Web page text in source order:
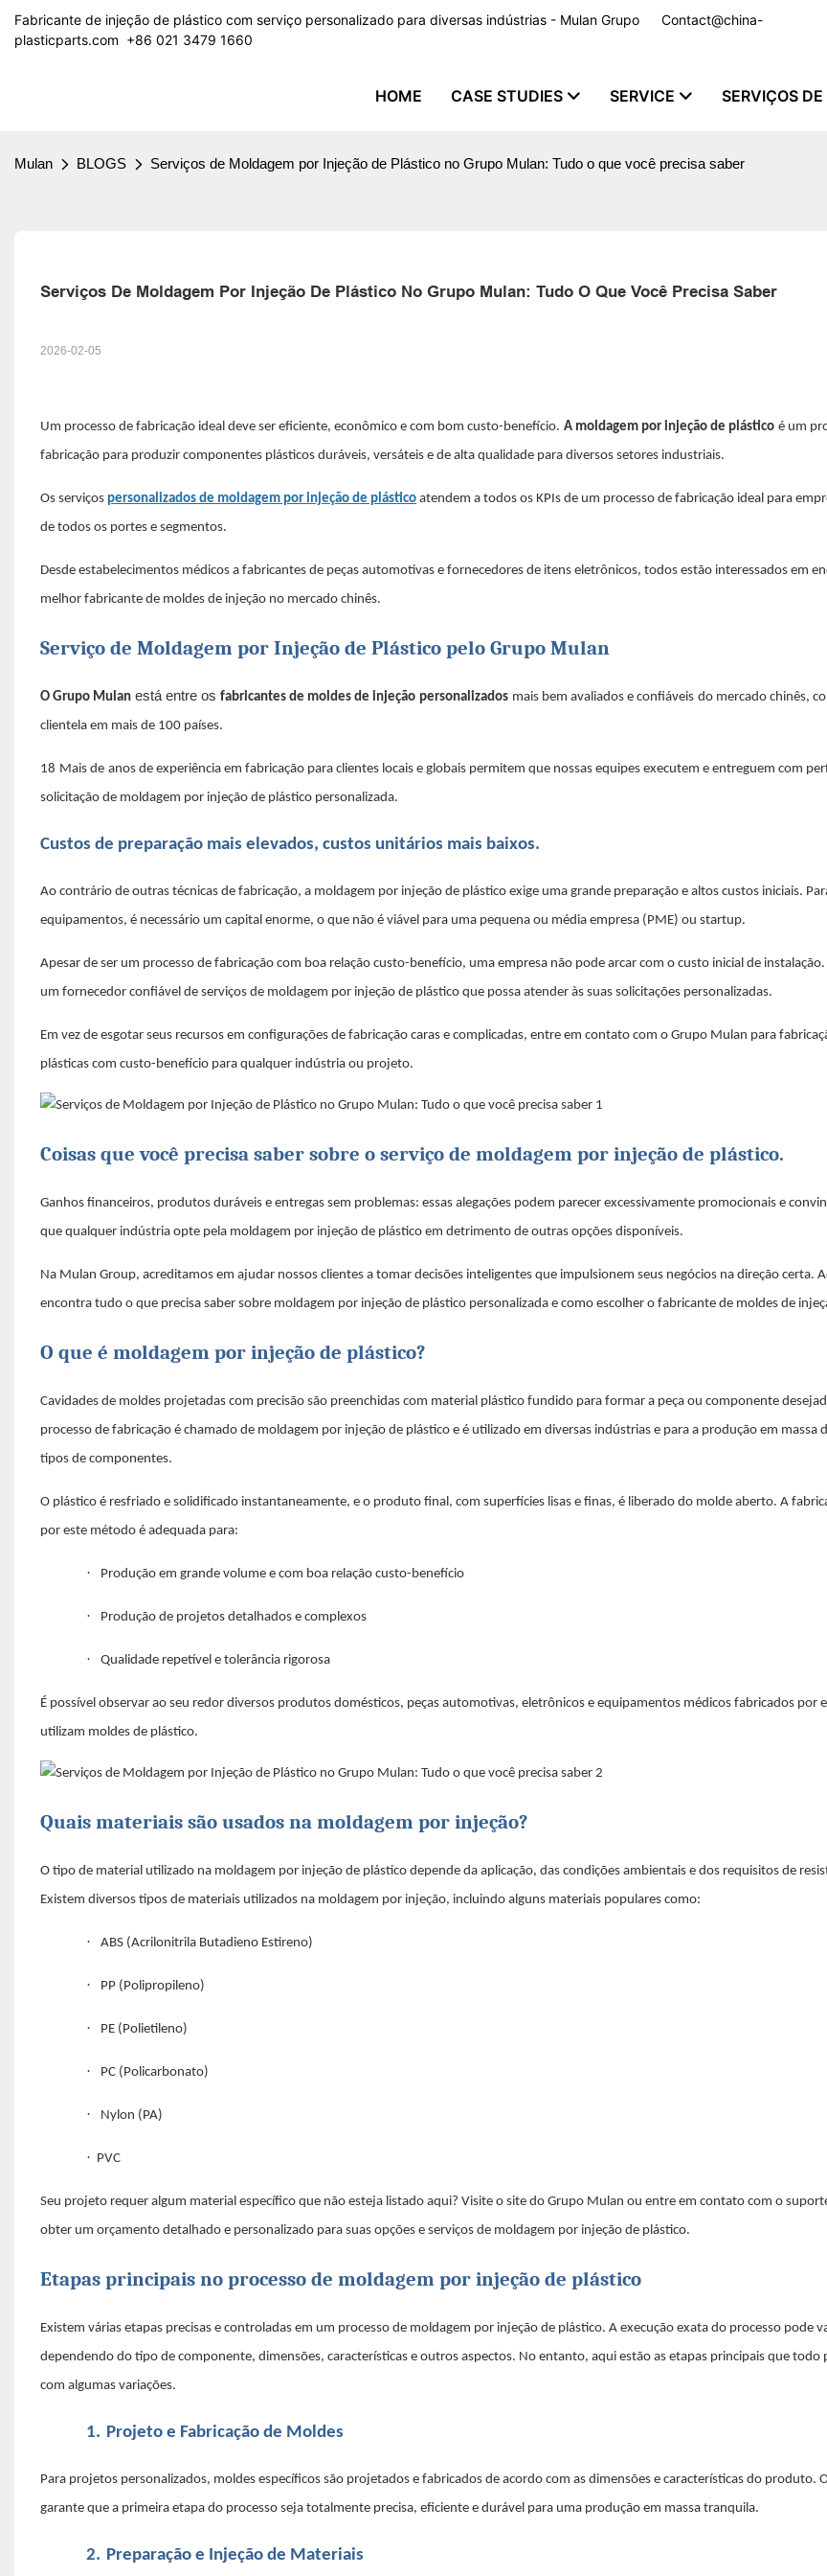
Fabricante de injeção de plástico com serviço personalizado para diversas indústrias - Mulan Grupo
Contact@china-
plasticparts.com ​​​​​​​ +86 021 3479 1660
HOME CASE STUDIES SERVICE SERVIÇOS
Mulan BLOGS Serviços de Moldagem por Injeção de Plástico no Grupo Mulan: Tudo o que você precisa saber
Serviços De Moldagem Por Injeção De Plástico No Grupo Mulan: Tudo O Que Você Precisa Saber
2026-02-05
Um processo de fabricação ideal deve ser eficiente, econômico e com bom custo-benefício. A moldagem por injeção de plástico é um
fabricação para produzir componentes plásticos duráveis, versáteis e de alta qualidade para diversos setores industriais.
Os serviços personalizados de moldagem por injeção de plásticoatendem a todos os KPIs de um processo de fabricação ideal para
de todos os portes e segmentos.
Desde estabelecimentos médicos a fabricantes de peças automotivas e fornecedores de itens eletrônicos, todos estão interessados ​​em
melhor fabricante de moldes de injeção no mercado chinês.
Serviço de Moldagem por Injeção de Plástico pelo Grupo Mulan
O Grupo Mulanestá entre os fabricantes de moldes de injeção personalizados mais bem avaliados e confiáveis ​​do mercado chinês,
clientela em mais de 100 países.
18 Mais de anos de experiência em fabricação para clientes locais e globais permitem que nossas equipes executem e entreguem com
solicitação de moldagem por injeção de plástico personalizada.
Custos de preparação mais elevados, custos unitários mais baixos.
Ao contrário de outras técnicas de fabricação, a moldagem por injeção de plástico exige uma grande preparação e altos custos iniciais.
equipamentos, é necessário um capital enorme, o que não é viável para uma pequena ou média empresa (PME) ou startup.
Apesar de ser um processo de fabricação com boa relação custo-benefício, uma empresa não pode arcar com o custo inicial de instalação.
um fornecedor confiável de serviços de moldagem por injeção de plástico que possa atender às suas solicitações personalizadas.
Em vez de esgotar seus recursos em configurações de fabricação caras e complicadas, entre em contato com o Grupo Mulan para
plásticas com custo-benefício para qualquer indústria ou projeto.
Coisas que você precisa saber sobre o serviço de moldagem por injeção de plástico.
Ganhos financeiros, produtos duráveis ​​e entregas sem problemas: essas alegações podem parecer excessivamente promocionais e
que qualquer indústria opte pela moldagem por injeção de plástico em detrimento de outras opções disponíveis.
Na Mulan Group, acreditamos em ajudar nossos clientes a tomar decisões inteligentes que impulsionem seus negócios na direção certa.
encontra tudo o que precisa saber sobre moldagem por injeção de plástico personalizada e como escolher o fabricante de moldes de
O que é moldagem por injeção de plástico?
Cavidades de moldes projetadas com precisão são preenchidas com material plástico fundido para formar a peça ou componente
processo de fabricação é chamado de moldagem por injeção de plástico e é utilizado em diversas indústrias e para a produção em massa
tipos de componentes.
O plástico é resfriado e solidificado instantaneamente, e o produto final, com superfícies lisas e finas, é liberado do molde aberto. A
por este método é adequada para:
· Produção em grande volume e com boa relação custo-benefício
· Produção de projetos detalhados e complexos
· Qualidade repetível e tolerância rigorosa
É possível observar ao seu redor diversos produtos domésticos, peças automotivas, eletrônicos e equipamentos médicos fabricados por
utilizam moldes de plástico.
Quais materiais são usados ​​na moldagem por injeção?
O tipo de material utilizado na moldagem por injeção de plástico depende da aplicação, das condições ambientais e dos requisitos de
Existem diversos tipos de materiais utilizados na moldagem por injeção, incluindo alguns materiais populares como:
· ABS (Acrilonitrila Butadieno Estireno)
· PP (Polipropileno)
· PE (Polietileno)
· PC (Policarbonato)
· Nylon (PA)
· PVC
Seu projeto requer algum material específico que não esteja listado aqui? Visite o site do Grupo Mulan ou entre em contato com o
obter um orçamento detalhado e personalizado para suas opções e serviços de moldagem por injeção de plástico.
Etapas principais no processo de moldagem por injeção de plástico
Existem várias etapas precisas e controladas em um processo de moldagem por injeção de plástico. A execução exata do processo pode
dependendo do tipo de componente, dimensões, características e outros aspectos. No entanto, aqui estão as etapas principais que todo
com algumas variações.
1. Projeto e Fabricação de Moldes
Para projetos personalizados, moldes específicos são projetados e fabricados de acordo com as dimensões e características do produto.
garante que a primeira etapa do processo seja totalmente precisa, eficiente e durável para uma produção em massa tranquila.
2. Preparação e Injeção de Materiais